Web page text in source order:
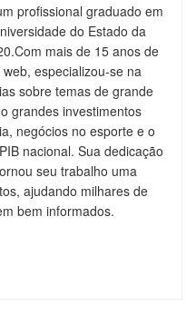
profissional graduado em
do Estado da
mais de 15 anos de
especializou-se na
sobre temas de grande
grandes investimentos
negócios no esporte e o
nacional. Sua dedicação
seu trabalho uma
ajudando milhares de
bem informados.